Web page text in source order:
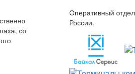
со
Оперативный
России.